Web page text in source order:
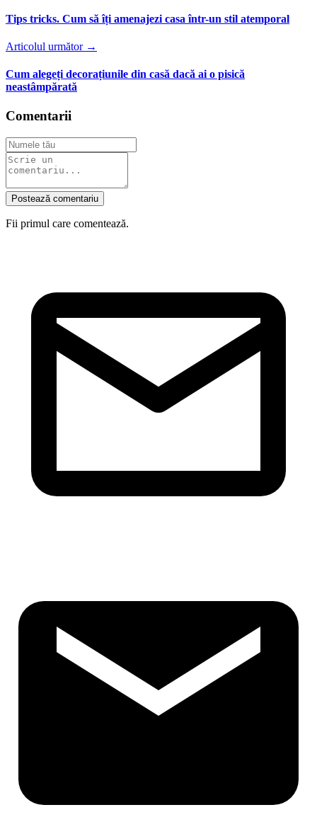
Tips tricks. Cum să îți amenajezi casa într-un stil atemporal
Articolul următor →
Cum alegeți decorațiunile din casă dacă ai o pisică
neastâmpărată
Comentarii
Postează comentariu
Fii primul care comentează.